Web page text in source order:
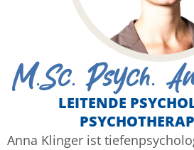
M.Sc. Psych.
LEITENDE
Anna Klinger ist